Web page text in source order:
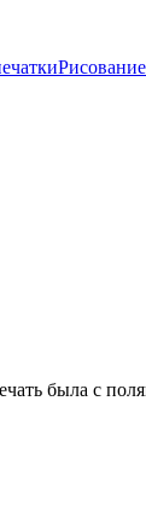
Рисование
была с